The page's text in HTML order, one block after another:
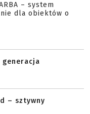
– system
dla obiektów o
generacja
– sztywny